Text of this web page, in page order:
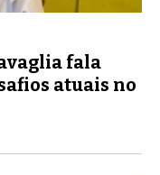
fala
atuais no